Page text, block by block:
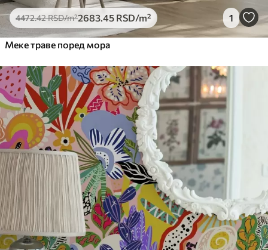
8166.674900.00RSD/m²
4472.42RSD/m²2683 .45 RSD/m² 1
Меке траве поред мора